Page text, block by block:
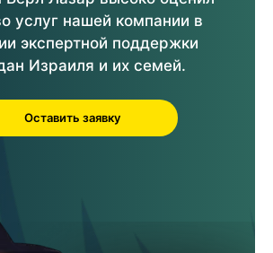
услуг нашей компании в
экспертной поддержки
Израиля и их семей.
Оставить заявку